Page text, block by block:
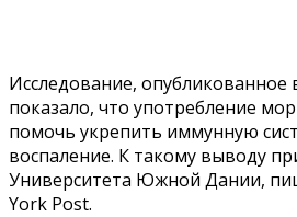
Исследование,
показало, что употребление
помочь укрепить иммунную
воспаление. К такому выводу
Университета Южной Дании,
York Post.